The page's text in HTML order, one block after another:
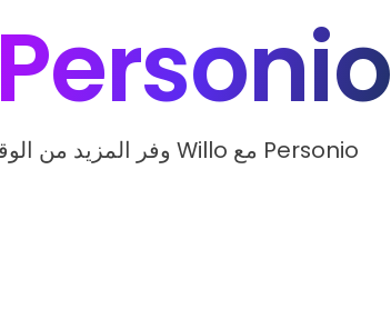
Personio
وفر المزيد من الوقت في مهام الموارد البشرية عند دمج Willo مع Personio